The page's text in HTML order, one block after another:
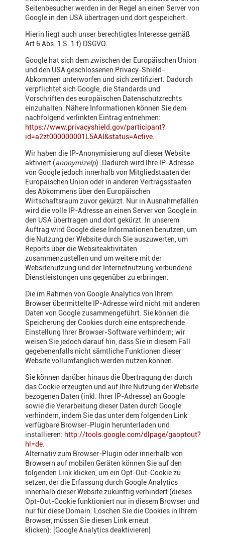
Seitenbesucher werden in der Regel an einen Server von
Google in den USA übertragen und dort gespeichert.
Hierin liegt auch unser berechtigtes Interesse gemäß
Art 6 Abs. 1 S. 1 f) DSGVO.
Google hat sich dem zwischen der Europäischen Union
und den USA geschlossenen Privacy-Shield-
Abkommen unterworfen und sich zertifiziert. Dadurch
verpflichtet sich Google, die Standards und
Vorschriften des europäischen Datenschutzrechts
einzuhalten. Nähere Informationen können Sie dem
nachfolgend verlinkten Eintrag entnehmen:
https://www.privacyshield.gov/participant?
id=a2zt000000001L5AAI&status=Active
Wir haben die IP-Anonymisierung auf dieser Website
aktiviert (anonymizeIp). Dadurch wird Ihre IP-Adresse
von Google jedoch innerhalb von Mitgliedstaaten der
Europäischen Union oder in anderen Vertragsstaaten
des Abkommens über den Europäischen
Wirtschaftsraum zuvor gekürzt. Nur in Ausnahmefällen
wird die volle IP-Adresse an einen Server von Google in
den USA übertragen und dort gekürzt. In unserem
Auftrag wird Google diese Informationen benutzen, um
die Nutzung der Website durch Sie auszuwerten, um
Reports über die Websiteaktivitäten
zusammenzustellen und um weitere mit der
Websitenutzung und der Internetnutzung verbundene
Dienstleistungen uns gegenüber zu erbringen.
Die im Rahmen von Google Analytics von Ihrem
Browser übermittelte IP-Adresse wird nicht mit anderen
Daten von Google zusammengeführt. Sie können die
Speicherung der Cookies durch eine entsprechende
Einstellung Ihrer Browser-Software verhindern; wir
weisen Sie jedoch darauf hin, dass Sie in diesem Fall
gegebenenfalls nicht sämtliche Funktionen dieser
Website vollumfänglich werden nutzen können.
Sie können darüber hinaus die Übertragung der durch
das Cookie erzeugten und auf Ihre Nutzung der Website
bezogenen Daten (inkl. Ihrer IP-Adresse) an Google
sowie die Verarbeitung dieser Daten durch Google
verhindern, indem Sie das unter dem folgenden Link
verfügbare Browser-Plugin herunterladen und
installieren: http://tools.google.com/dlpage/gaoptout?
hl=de
Alternativ zum Browser-Plugin oder innerhalb von
Browsern auf mobilen Geräten können Sie auf den
folgenden Link klicken, um ein Opt-Out-Cookie zu
setzen, der die Erfassung durch Google Analytics
innerhalb dieser Website zukünftig verhindert (dieses
Opt-Out-Cookie funktioniert nur in diesem Browser und
nur für diese Domain. Löschen Sie die Cookies in Ihrem
Browser, müssen Sie diesen Link erneut
klicken): [Google Analytics deaktivieren]